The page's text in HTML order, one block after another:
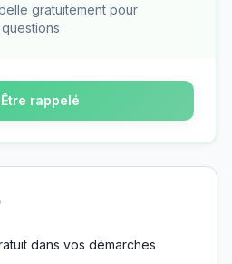
gratuitement pour
Être rappelé
dans vos démarches